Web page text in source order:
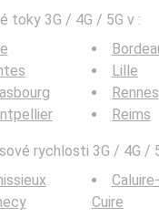
toky 3G / 4G / 5G v :
Lille
Rennes
Reims
rychlosti 3G / 4G /
Cuire